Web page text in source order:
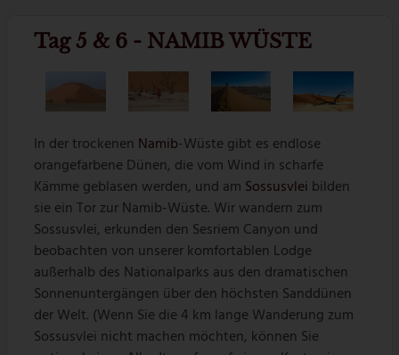
Tag 5 & 6 - NAMIB WÜSTE
In der trockenen Namib-Wüste gibt es endlose
orangefarbene Dünen, die vom Wind in scharfe
Kämme geblasen werden, und am Sossusvlei bilden
sie ein Tor zur Namib-Wüste. Wir wandern zum
Sossusvlei, erkunden den Sesriem Canyon und
beobachten von unserer komfortablen Lodge
außerhalb des Nationalparks aus den dramatischen
Sonnenuntergängen über den höchsten Sanddünen
der Welt. (Wenn Sie die 4 km lange Wanderung zum
Sossusvlei nicht machen möchten, können Sie